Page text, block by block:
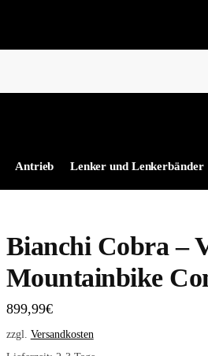
Antrieb Lenker und Lenkerbänder
Bianchi Cobra –
Mountainbike
899,99€
zzgl. Versandkosten